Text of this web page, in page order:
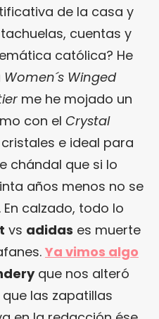
de la casa y
cuentas y
católica? He
Women´s Winged
me he mojado un
con el Crystal
e ideal para
chándal que si lo
años menos no se
calzado, todo lo
vs adidas es muerte
Ya vimos algo
que nos alteró
las zapatillas